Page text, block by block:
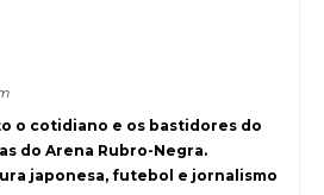
o cotidiano e os bastidores do
do Arena Rubro-Negra.
japonesa, futebol e jornalismo